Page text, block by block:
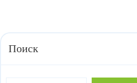
Поиск